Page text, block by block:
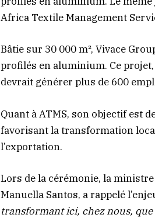
Africa Textile Management
Bâtie sur 30 000 m², Vivace
profilés en aluminium. Ce
devrait générer plus de 600
Quant à ATMS, son objectif est
favorisant la transformation
l’exportation.
Lors de la cérémonie, la
Manuella Santos, a rappelé
transformant ici, chez nous,